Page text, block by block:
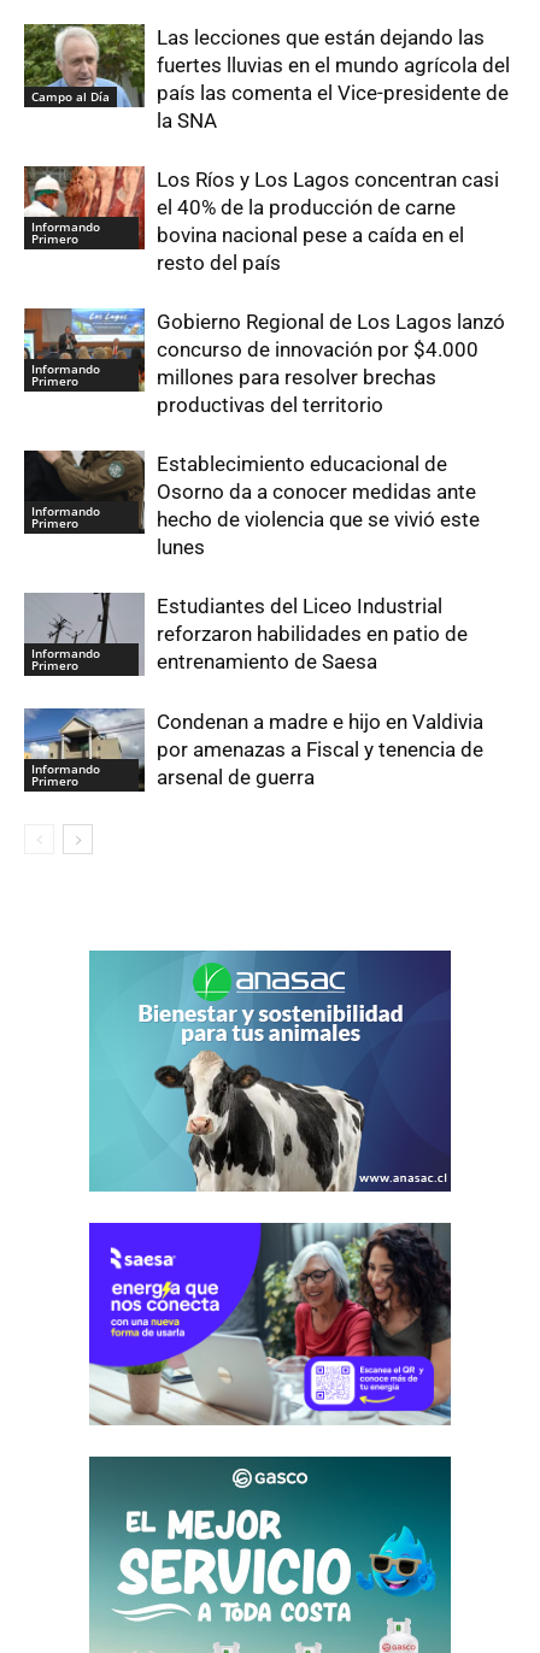
Campo al Día
Las lecciones que están dejando las
fuertes lluvias en el mundo agrícola del
país las comenta el Vice-presidente de
la SNA
Informando
Primero
Los Ríos y Los Lagos concentran casi
el 40% de la producción de carne
bovina nacional pese a caída en el
resto del país
Informando
Primero
Gobierno Regional de Los Lagos lanzó
concurso de innovación por $4.000
millones para resolver brechas
productivas del territorio
Informando
Primero
Establecimiento educacional de
Osorno da a conocer medidas ante
hecho de violencia que se vivió este
lunes
Informando
Primero
Estudiantes del Liceo Industrial
reforzaron habilidades en patio de
entrenamiento de Saesa
Informando
Primero
Condenan a madre e hijo en Valdivia
por amenazas a Fiscal y tenencia de
arsenal de guerra